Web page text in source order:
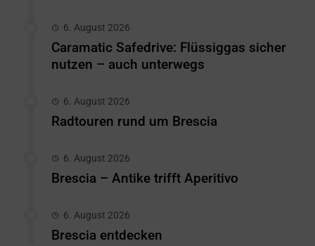
6. August 2026
Caramatic Safedrive: Flüssiggas sicher
nutzen – auch unterwegs
6. August 2026
Radtouren rund um Brescia
6. August 2026
Brescia – Antike trifft Aperitivo
6. August 2026
Brescia entdecken